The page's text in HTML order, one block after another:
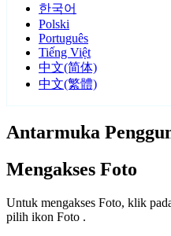
한국어
Polski
Português
Tiếng Việt
中文(简体)
中文(繁體)
Antarmuka
Mengakses Foto
Untuk mengakses Foto, klik
pilih ikon Foto .